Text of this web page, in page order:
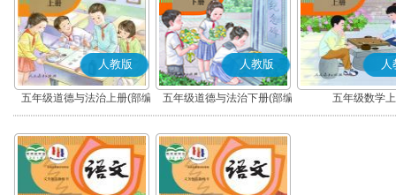
人教版
五年级道德与法治上册(部编
版)
人教版
五年级道德与法治下册(部编
版)
人
五年级数学